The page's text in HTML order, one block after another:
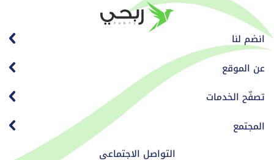
انضم لنا
عن الموقع
تصفّح الخدمات
المجتمع
التواصل الاجتماعي